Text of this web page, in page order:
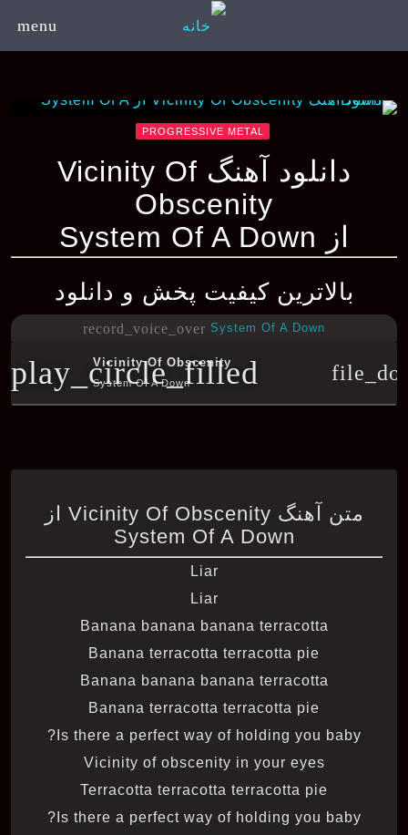
menu
PROGRESSIVE METAL
دانلود آهنگ Vicinity Of
Obscenity
از System Of A Down
بالاترین کیفیت پخش و دانلود
record_voice_over System Of A Down
play_circle_filled
Vicinity Of Obscenity
System Of A Down
متن آهنگ Vicinity Of Obscenity از
System Of A Down
Liar
Liar
Banana banana banana terracotta
Banana terracotta terracotta pie
Banana banana banana terracotta
Banana terracotta terracotta pie
Is there a perfect way of holding you baby?
Vicinity of obscenity in your eyes
Terracotta terracotta terracotta pie
Is there a perfect way of holding you baby?